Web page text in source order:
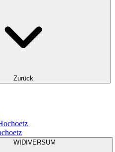
Zurück
WIDIVERSUM